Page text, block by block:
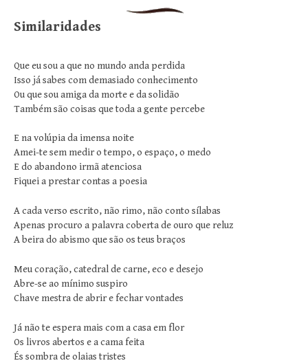
Similaridades
Que eu sou a que no mundo anda perdida
Isso já sabes com demasiado conhecimento
Ou que sou amiga da morte e da solidão
Também são coisas que toda a gente percebe
E na volúpia da imensa noite
Amei-te sem medir o tempo, o espaço, o medo
E do abandono irmã atenciosa
Fiquei a prestar contas a poesia
A cada verso escrito, não rimo, não conto sílabas
Apenas procuro a palavra coberta de ouro que reluz
A beira do abismo que são os teus braços
Meu coração, catedral de carne, eco e desejo
Abre-se ao mínimo suspiro
Chave mestra de abrir e fechar vontades
Já não te espera mais com a casa em flor
Os livros abertos e a cama feita
És sombra de olaias tristes